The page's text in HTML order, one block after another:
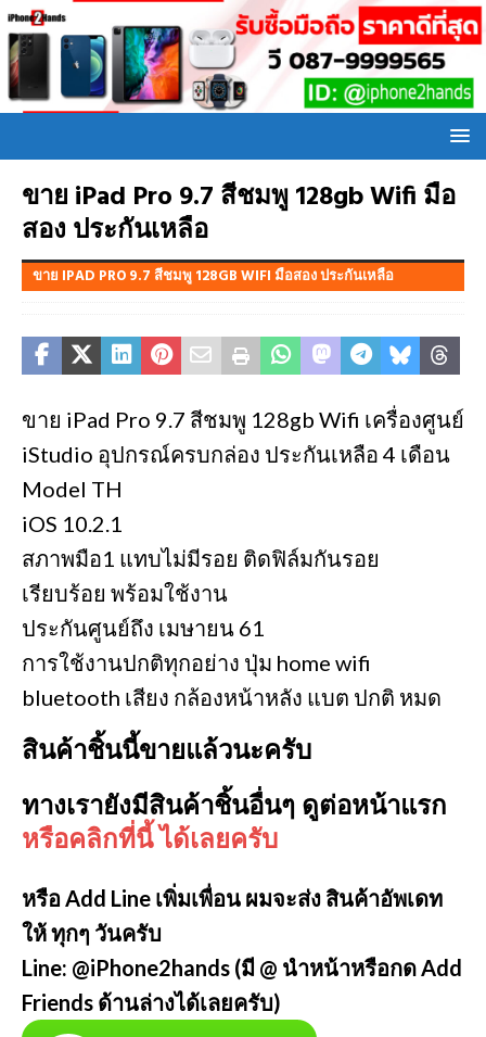
ขาย iPad Pro 9.7 สีชมพู 128gb Wifi มือ
สอง ประกันเหลือ
ขาย IPAD PRO 9.7 สีชมพู 128GB WIFI มือสอง ประกันเหลือ
ขาย iPad Pro 9.7 สีชมพู 128gb Wifi เครื่องศูนย์
iStudio อุปกรณ์ครบกล่อง ประกันเหลือ 4 เดือน
Model TH
iOS 10.2.1
สภาพมือ1 แทบไม่มีรอย ติดฟิล์มกันรอย
เรียบร้อย พร้อมใช้งาน
ประกันศูนย์ถึง เมษายน 61
การใช้งานปกติทุกอย่าง ปุ่ม home wifi
bluetooth เสียง กล้องหน้าหลัง แบต ปกติ หมด
สินค้าชิ้นนี้ขายแล้วนะครับ
ทางเรายังมีสินค้าชิ้นอื่นๆ ดูต่อหน้าแรก
หรือคลิกที่นี้ ได้เลยครับ
หรือ Add Line เพิ่มเพื่อน ผมจะส่ง สินค้าอัพเดท
ให้ ทุกๆ วันครับ
Line: @iPhone2hands (มี @ นำหน้าหรือกด Add
Friends ด้านล่างได้เลยครับ)